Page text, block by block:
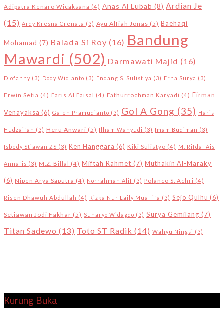
Adipatra Kenaro Wicaksana (4) Anas Al Lubab (8) Ardian Je
(15) Ardy Kresna Crenata (3) Ayu Alfiah Jonas (5) Baehaqi
Mohamad (7) Balada Si Roy (16) Bandung
Mawardi (502) Darmawati Majid (16)
Diofanny (3) Dody Widianto (3) Endang S. Sulistiya (3) Erna Surya (3)
Erwin Setia (4) Faris Al Faisal (4) Fathurrochman Karyadi (4) Firman
Venayaksa (6) Galeh Pramudianto (3) Gol A Gong (35) Haris
Hudzaifah (3) Heru Anwari (5) Ilham Wahyudi (3) Imam Budiman (3)
Isbedy Stiawan ZS (3) Ken Hanggara (6) Kiki Sulistyo (4) M. Rifdal Ais
Annafis (3) M.Z. Billal (4) Miftah Rahmet (7) Muthakin Al-Maraky
(6) Nipen Arya Saputra (4) Norrahman Alif (3) Polanco S. Achri (4)
Risen Dhawuh Abdullah (4) Rizka Nur Laily Muallifa (3) Sejo Qulhu (6)
Setiawan Jodi Fakhar (5) Suharyo Widagdo (3) Surya Gemilang (7)
Titan Sadewo (13) Toto ST Radik (14) Wahyu Ningsi (3)
Kurung Buka